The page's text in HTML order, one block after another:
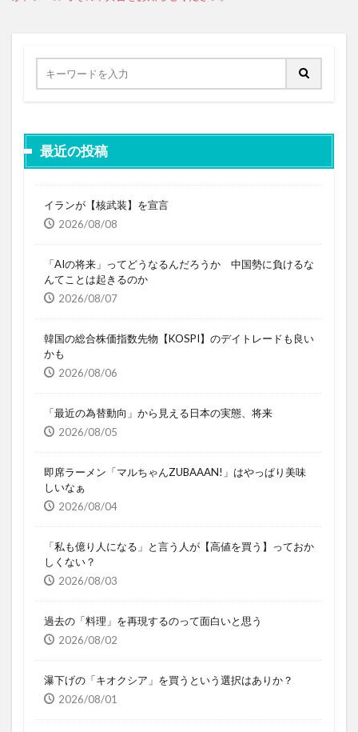
最近の投稿
イランが【核武装】を宣言
2026/08/08
「AIの将来」ってどうなるんだろうか 中国勢に負けるな
んてことは起きるのか
2026/08/07
韓国の総合株価指数先物【KOSPI】のデイトレードも良い
かも
2026/08/06
「最近の為替動向」から見える日本の実態、将来
2026/08/05
即席ラーメン「マルちゃんZUBAAAN!」はやっぱり美味
しいなぁ
2026/08/04
「私も億り人になる」と言う人が【高値を買う】っておか
しくない？
2026/08/03
過去の「料理」を再現するのって面白いと思う
2026/08/02
瀑下げの「キオクシア」を買うという選択はありか？
2026/08/01